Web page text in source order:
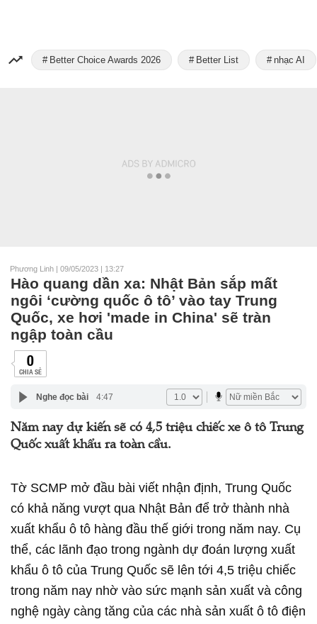
Better Choice Awards 2026 Better List nhạc AI
Phương Linh | 09/05/2023 | 13:27
Hào quang dần xa: Nhật Bản sắp mất
ngôi ‘cường quốc ô tô’ vào tay Trung
Quốc, xe hơi 'made in China' sẽ tràn
ngập toàn cầu
0
CHIA SẺ
Nghe đọc bài 4:47
Năm nay dự kiến sẽ có 4,5 triệu chiếc xe ô tô Trung
Quốc xuất khẩu ra toàn cầu.
Tờ SCMP mở đầu bài viết nhận định, Trung Quốc
có khả năng vượt qua Nhật Bản để trở thành nhà
xuất khẩu ô tô hàng đầu thế giới trong năm nay. Cụ
thể, các lãnh đạo trong ngành dự đoán lượng xuất
khẩu ô tô của Trung Quốc sẽ lên tới 4,5 triệu chiếc
trong năm nay nhờ vào sức mạnh sản xuất và công
nghệ ngày càng tăng của các nhà sản xuất ô tô điện